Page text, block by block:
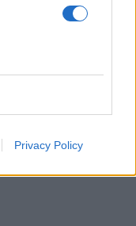
Privacy Policy